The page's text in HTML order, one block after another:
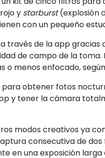
y starburst(explosión
con un pequeño
través de la app gracias
de campo de la toma.
o menos enfocado,
obtener fotos
y tener la cámara
modos creativos ya
consecutiva de
en una exposición larga